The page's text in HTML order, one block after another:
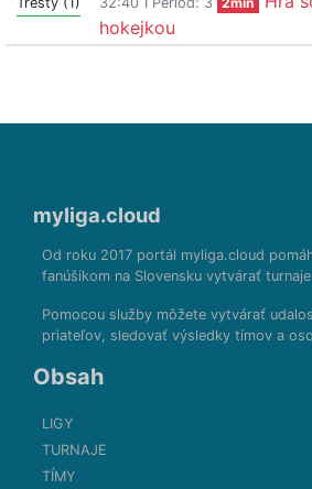
hokejkou
myliga.cloud
Od roku 2017 portál myliga.cloud
fanúšikom na Slovensku vytvárať
Pomocou služby môžete vytvárať
priateľov, sledovať výsledky tímov a
Obsah
LIGY
TURNAJE
TÍMY